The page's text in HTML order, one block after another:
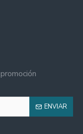
ENVIAR